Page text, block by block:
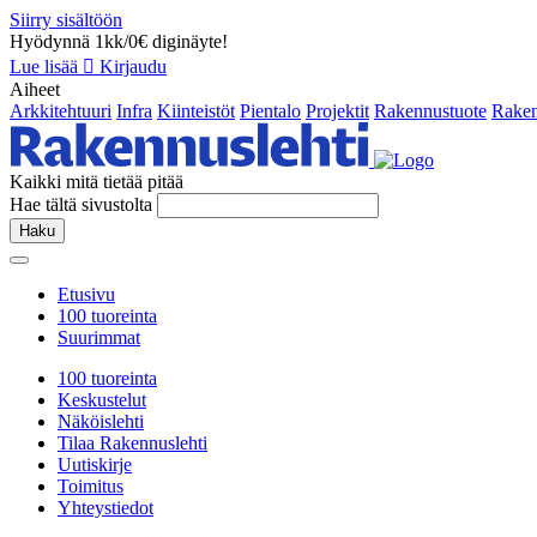
Siirry sisältöön
Hyödynnä 1kk/0€ diginäyte!
Lue lisää
Kirjaudu
Aiheet
Arkkitehtuuri Infra Kiinteistöt Pientalo Projektit Rakennustuote
Kaikki mitä tietää pitää
Hae tältä sivustolta
Haku
Etusivu
100 tuoreinta
Suurimmat
100 tuoreinta
Keskustelut
Näköislehti
Tilaa Rakennuslehti
Uutiskirje
Toimitus
Yhteystiedot